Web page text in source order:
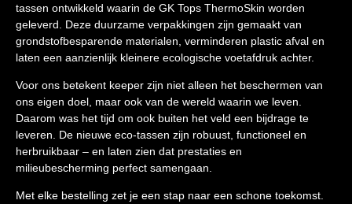
tassen ontwikkeld waarin de GK Tops ThermoSkin worden
geleverd. Deze duurzame verpakkingen zijn gemaakt van
grondstofbesparende materialen, verminderen plastic afval en
laten een aanzienlijk kleinere ecologische voetafdruk achter.
Voor ons betekent keeper zijn niet alleen het beschermen van
ons eigen doel, maar ook van de wereld waarin we leven.
Daarom was het tijd om ook buiten het veld een bijdrage te
leveren. De nieuwe eco-tassen zijn robuust, functioneel en
herbruikbaar – en laten zien dat prestaties en
milieubescherming perfect samengaan.
Met elke bestelling zet je een stap naar een schone toekomst.